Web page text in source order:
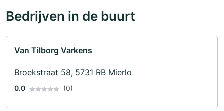
Bedrijven in de buurt
Van Tilborg Varkens
Broekstraat 58, 5731 RB Mierlo
0.0 (0)